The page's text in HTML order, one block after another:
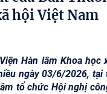
hội Việt Nam
Hàn lâm Khoa học
ngày 03/6/2026, tại
tổ chức Hội nghị